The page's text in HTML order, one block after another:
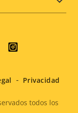
todos los
Privacidad